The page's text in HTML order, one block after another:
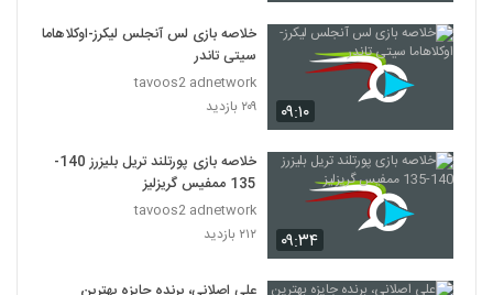
۰۹:۱۰
خلاصه بازی لس آنجلس لیکرز-اوکلاهاما
سیتی تاندر
tavoos2 adnetwork
۲۰۹ بازدید
۰۹:۳۴
خلاصه بازی پورتلند تریل بلیزرز 140-
135 ممفیس گریزلیز
tavoos2 adnetwork
۲۱۲ بازدید